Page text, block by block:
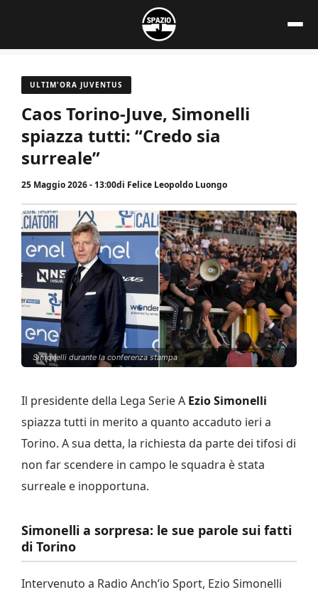
contenuto
ULTIM'ORA JUVENTUS
Caos Torino-Juve, Simonelli
spiazza tutti: “Credo sia
surreale”
25 Maggio 2026 - 13:00di Felice Leopoldo Luongo
Simonelli durante la conferenza stampa
Il presidente della Lega Serie A Ezio Simonelli
spiazza tutti in merito a quanto accaduto ieri a
Torino. A sua detta, la richiesta da parte dei tifosi di
non far scendere in campo le squadra è stata
surreale e inopportuna.
Simonelli a sorpresa: le sue parole sui fatti
di Torino
Intervenuto a Radio Anch’io Sport, Ezio Simonelli